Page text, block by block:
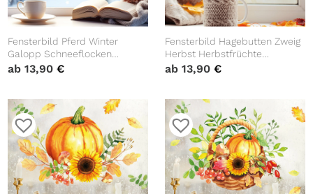
Fensterbild Pferd Winter
Galopp Schneeflocken
wiederverwendbare
ab13,90€
Fensterbild Hagebutten Zweig
Herbst Herbstfrüchte
Herbstblätter Halloween bunt
Kinderzimmer Baby Kind
ab 13,90 €